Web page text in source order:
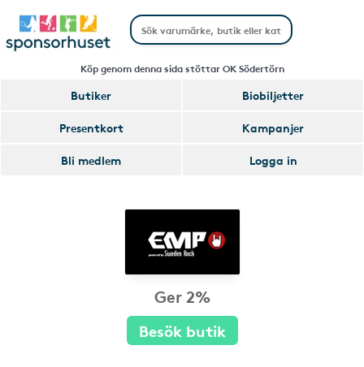
Köp genom denna sida stöttar OK Södertörn
Butiker
Biobiljetter
Presentkort
Kampanjer
Bli medlem
Logga in
Ger 2%
Besök butik